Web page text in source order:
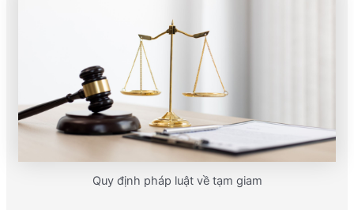
Quy định pháp luật về tạm giam